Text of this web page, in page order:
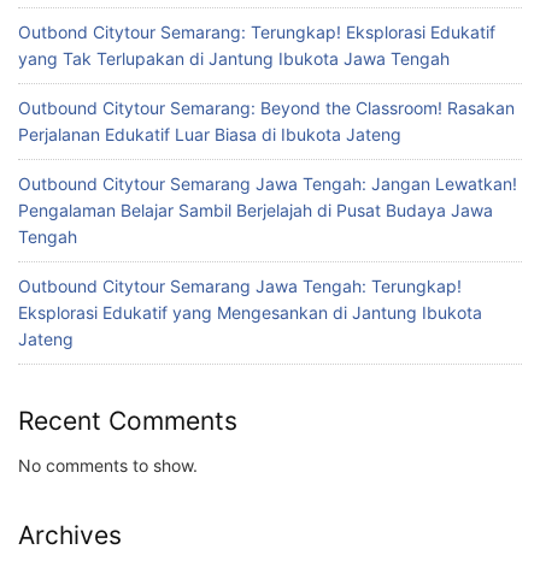
Outbond Citytour Semarang: Terungkap! Eksplorasi Edukatif
yang Tak Terlupakan di Jantung Ibukota Jawa Tengah
Outbound Citytour Semarang: Beyond the Classroom! Rasakan
Perjalanan Edukatif Luar Biasa di Ibukota Jateng
Outbound Citytour Semarang Jawa Tengah: Jangan Lewatkan!
Pengalaman Belajar Sambil Berjelajah di Pusat Budaya Jawa
Tengah
Outbound Citytour Semarang Jawa Tengah: Terungkap!
Eksplorasi Edukatif yang Mengesankan di Jantung Ibukota
Jateng
Recent Comments
No comments to show.
Archives